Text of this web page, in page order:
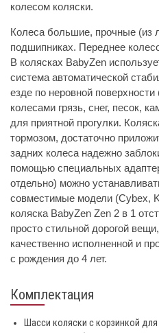
колесом коляски.
Колеса большие, прочные (из
подшипниках. Переднее
В колясках BabyZen
система автоматической
езде по неровной
колесами грязь, снег, песок,
для приятной прогулки.
тормозом, достаточно
задних колеса надежно
помощью специальных
отдельно) можно
совместимые модели (Cybex,
коляска BabyZen Zen 2 в 1
просто стильной дорогой
качественно исполненной и
с рождения до 4 лет.
Комплектация
Шасси коляски с корзинкой